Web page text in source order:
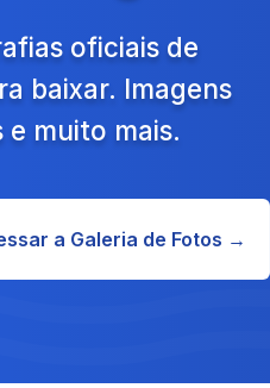
oficiais de
baixar. Imagens
muito mais.
a Galeria de Fotos →